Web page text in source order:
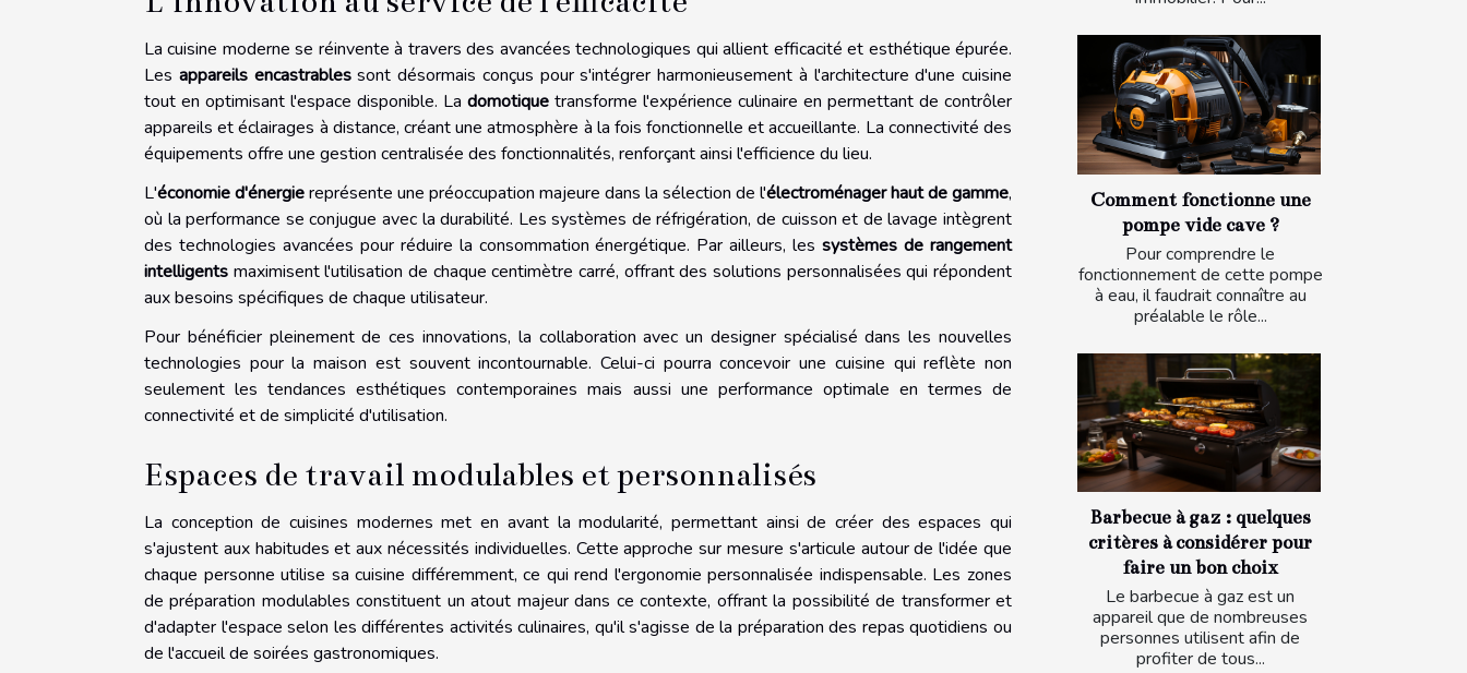
La cuisine moderne se réinvente à travers des avancées technologiques qui allient efficacité et esthétique épurée.
Les appareils encastrablessont désormais conçus pour s'intégrer harmonieusement à l'architecture d'une cuisine
tout en optimisant l'espace disponible. La domotique transforme l'expérience culinaire en permettant de contrôler
appareils et éclairages à distance, créant une atmosphère à la fois fonctionnelle et accueillante. La connectivité des
équipements offre une gestion centralisée des fonctionnalités, renforçant ainsi l'efficience du lieu.
L'économie d'énergiereprésente une préoccupation majeure dans la sélection de l'électroménager haut de gamme,
où la performance se conjugue avec la durabilité. Les systèmes de réfrigération, de cuisson et de lavage intègrent
des technologies avancées pour réduire la consommation énergétique. Par ailleurs, lessystèmes de rangement
intelligents maximisent l'utilisation de chaque centimètre carré, offrant des solutions personnalisées qui répondent
aux besoins spécifiques de chaque utilisateur.
Pour bénéficier pleinement de ces innovations, la collaboration avec un designer spécialisé dans les nouvelles
technologies pour la maison est souvent incontournable. Celui-ci pourra concevoir une cuisine qui reflète non
seulement les tendances esthétiques contemporaines mais aussi une performance optimale en termes de
connectivité et de simplicité d'utilisation.
Espaces de travail modulables et personnalisés
La conception de cuisines modernes met en avant la modularité, permettant ainsi de créer des espaces qui
s'ajustent aux habitudes et aux nécessités individuelles. Cette approche sur mesure s'articule autour de l'idée que
chaque personne utilise sa cuisine différemment, ce qui rend l'ergonomie personnalisée indispensable. Les zones
de préparation modulables constituent un atout majeur dans ce contexte, offrant la possibilité de transformer et
d'adapter l'espace selon les différentes activités culinaires, qu'il s'agisse de la préparation des repas quotidiens ou
de l'accueil de soirées gastronomiques.
Comment fonctionne une
pompe vide cave ?
Pour comprendre le
fonctionnement de cette pompe
à eau, il faudrait connaître au
préalable le rôle...
Barbecue à gaz : quelques
critères à considérer pour
faire un bon choix
Le barbecue à gaz est un
appareil que de nombreuses
personnes utilisent afin de
profiter de tous...